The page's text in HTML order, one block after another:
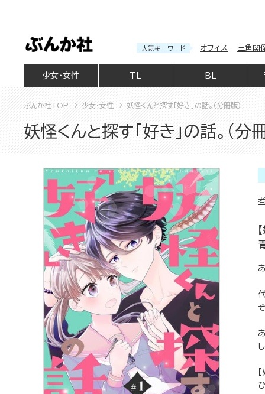
人気キーワード オフィス 三角関
少女・女性 BL
ぶんか社TOP 少女・女性 妖怪くんと探す「好き」の話。（分冊版）
妖怪くんと探す「好き」の話。（分